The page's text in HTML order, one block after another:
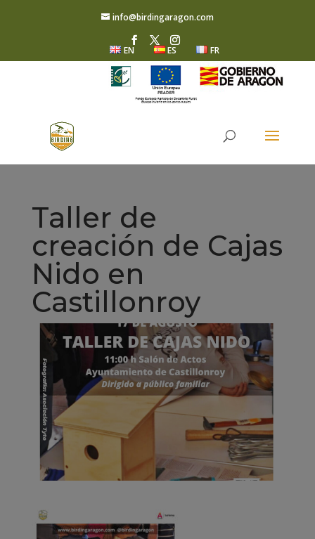
info@birdingaragon.com
EN ES FR
Taller de
creación de Cajas
Nido en
Castillonroy